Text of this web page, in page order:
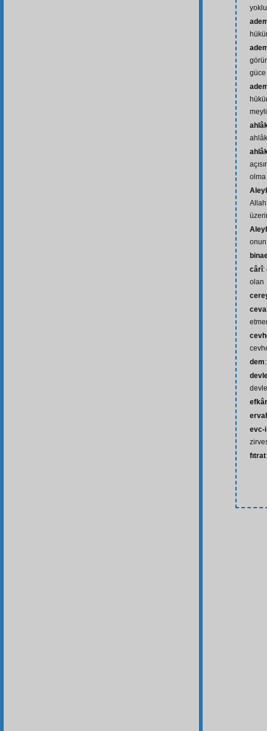
olma
cârî:
olan
dem
efkâr
evc-
fıtrat